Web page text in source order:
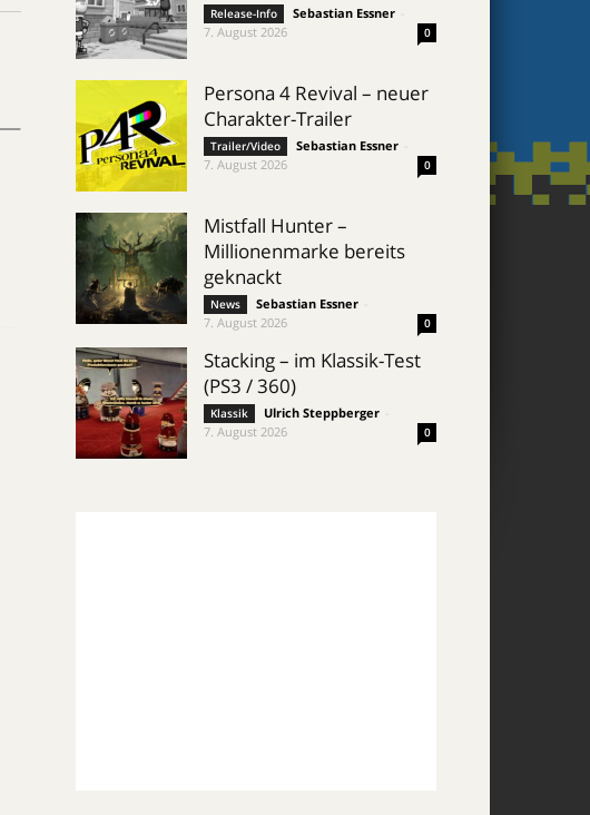
Release-Info Sebastian Essner
7. August 2026
0
Persona 4 Revival – neuer
Charakter-Trailer
Trailer/Video Sebastian Essner
7. August 2026
0
Mistfall Hunter –
Millionenmarke bereits
geknackt
News Sebastian Essner
7. August 2026
0
Stacking – im Klassik-Test
(PS3 / 360)
Klassik Ulrich Steppberger
7. August 2026
0